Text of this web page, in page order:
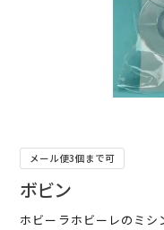
メール便3個まで可
ボビン
ホビーラホビーレのミシ